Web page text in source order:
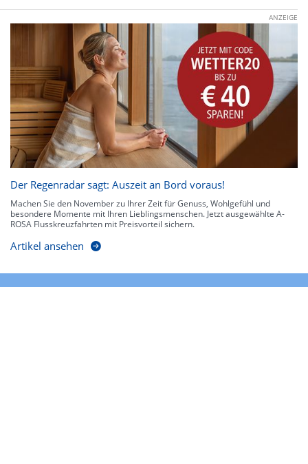
ANZEIGE
Der Regenradar sagt: Auszeit an Bord voraus!
Machen Sie den November zu Ihrer Zeit für Genuss, Wohlgefühl und
besondere Momente mit Ihren Lieblingsmenschen. Jetzt ausgewählte A-
ROSA Flusskreuzfahrten mit Preisvorteil sichern.
Artikel ansehen